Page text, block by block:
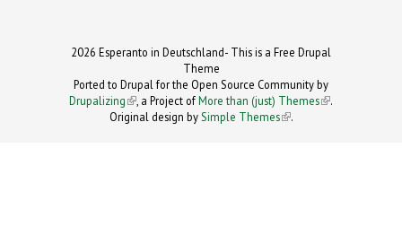
2026 Esperanto in Deutschland- This is a Free Drupal
Theme
Ported to Drupal for the Open Source Community by
Drupalizing(link is external)
, a Project ofMore than (just) Themes (link is
.
Original design by Simple Themes
(link is
.